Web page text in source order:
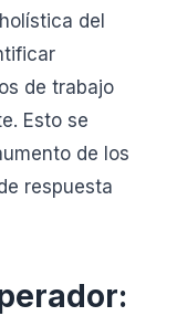
del
de trabajo
Esto se
de los
respuesta